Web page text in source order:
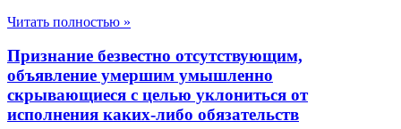
Читать полностью »
Признание безвестно отсутствующим,
объявление умершим умышленно
скрывающиеся с целью уклониться от
исполнения каких-либо обязательств